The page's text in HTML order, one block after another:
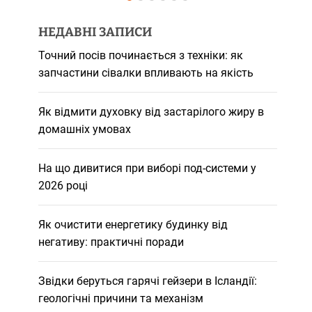
НЕДАВНІ ЗАПИСИ
Точний посів починається з техніки: як
запчастини сівалки впливають на якість
Як відмити духовку від застарілого жиру в
домашніх умовах
На що дивитися при виборі под-системи у
2026 році
Як очистити енергетику будинку від
негативу: практичні поради
Звідки беруться гарячі гейзери в Ісландії:
геологічні причини та механізм